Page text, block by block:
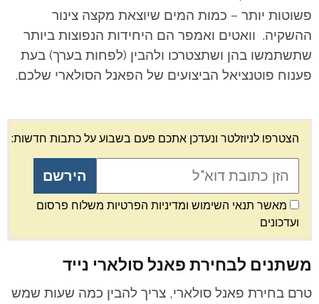
פשוטות יותר – כמות המים שיוצאת מקצה צינור
ההשקיה. וואטים ואמפר הם היחידות הנפוצות ביותר
שתשתמשו בהן ושתצטרכו ולהבין (לפחות בערך) בעת
פענוח פוטנציאל הביצועים של הפאנל הסולארי שלכם.
הצטרפו לניוזלטר ונעדכן אתכם פעם בשבוע על כתבות חדשות:
מאשר תנאי השימוש ומדיניות הפרטיות משלוח פרסום
ועדכונים
משתנים לבחירת פאנל סולארי נייד
טרם בחירת פאנל סולארי, צריך להבין כמה שעות שמש